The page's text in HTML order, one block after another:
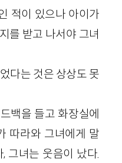
적이 있으나 아이가
를 받고 나서야 그녀
다는 것은 상상도 못
백을 들고 화장실에
따라와 그녀에게 말
그녀는 웃음이 났다.